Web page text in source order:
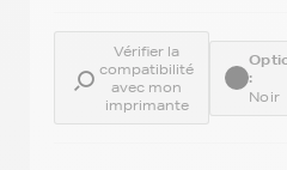
Vérifier la
compatibilité
avec mon
imprimante
:
Noir